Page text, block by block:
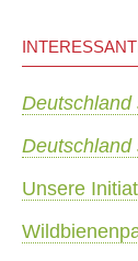
Deutschland
Deutschland
Unsere